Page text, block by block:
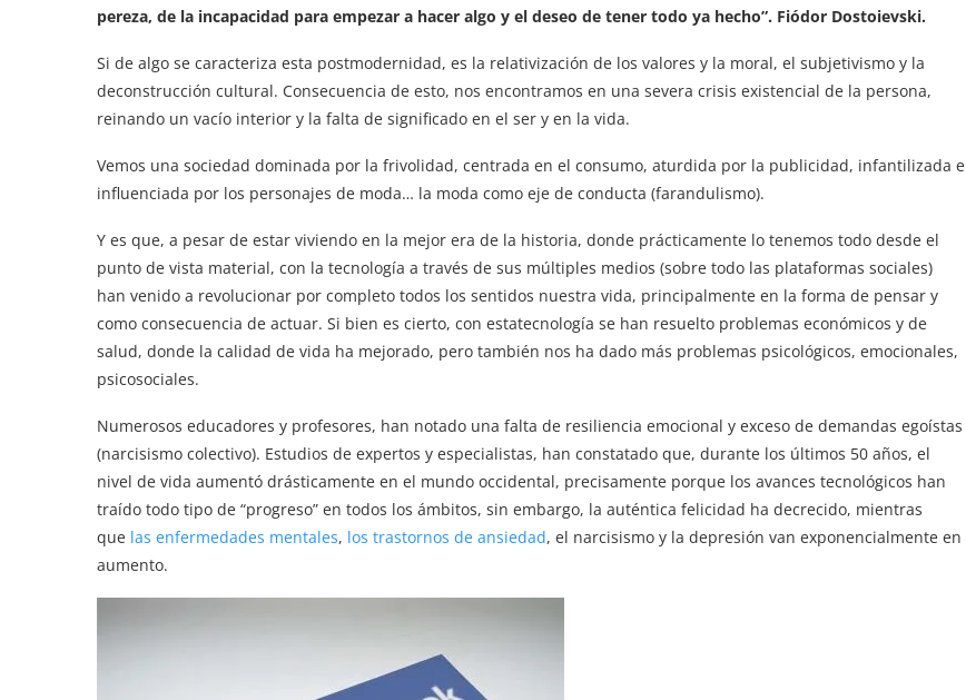
pereza, de la incapacidad para empezar a hacer algo y el deseo de tener todo ya hecho”. Fiódor Dostoievski.
Si de algo se caracteriza esta postmodernidad, es la relativización de los valores y la moral, el subjetivismo y la
deconstrucción cultural. Consecuencia de esto, nos encontramos en una severa crisis existencial de la persona,
reinando un vacío interior y la falta de significado en el ser y en la vida.
Vemos una sociedad dominada por la frivolidad, centrada en el consumo, aturdida por la publicidad, infantilizada e
influenciada por los personajes de moda… la moda como eje de conducta (farandulismo).
Y es que, a pesar de estar viviendo en la mejor era de la historia, donde prácticamente lo tenemos todo desde el
punto de vista material, con la tecnología a través de sus múltiples medios (sobre todo las plataformas sociales)
han venido a revolucionar por completo todos los sentidos nuestra vida, principalmente en la forma de pensar y
como consecuencia de actuar. Si bien es cierto, con estatecnología se han resuelto problemas económicos y de
salud, donde la calidad de vida ha mejorado, pero también nos ha dado más problemas psicológicos, emocionales,
psicosociales.
Numerosos educadores y profesores, han notado una falta de resiliencia emocional y exceso de demandas egoístas
(narcisismo colectivo). Estudios de expertos y especialistas, han constatado que, durante los últimos 50 años, el
nivel de vida aumentó drásticamente en el mundo occidental, precisamente porque los avances tecnológicos han
traído todo tipo de “progreso” en todos los ámbitos, sin embargo, la auténtica felicidad ha decrecido, mientras
que las enfermedades mentales, los trastornos de ansiedad, el narcisismo y la depresión van exponencialmente en
aumento.